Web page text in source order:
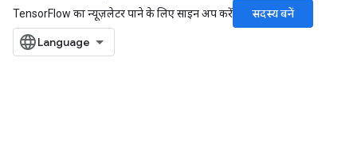
TensorFlow का न्यूज़लेटर पाने के लिए साइन अप करें
सदस्य बनें